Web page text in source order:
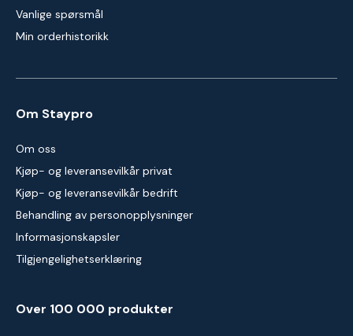
Vanlige spørsmål
Min orderhistorikk
Om Staypro
Om oss
Kjøp- og leveransevilkår privat
Kjøp- og leveransevilkår bedrift
Behandling av personopplysninger
Informasjonskapsler
Tilgjengelighetserklæring
Over 100 000 produkter